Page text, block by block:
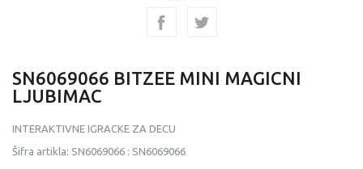
SN6069066 BITZEE MINI MAGICNI
LJUBIMAC
INTERAKTIVNE IGRACKE ZA DECU
Šifra artikla: SN6069066 : SN6069066